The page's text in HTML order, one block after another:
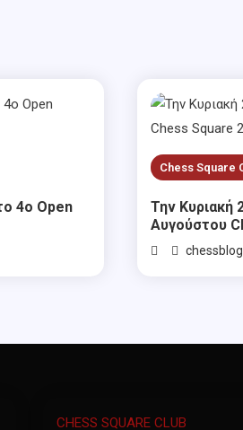
4ο Open
Chess Square
Την Κυριακή
Αυγούστου
CHESS SQUARE CLUB